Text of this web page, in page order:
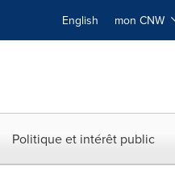
English mon CNW
Politique et intérêt public